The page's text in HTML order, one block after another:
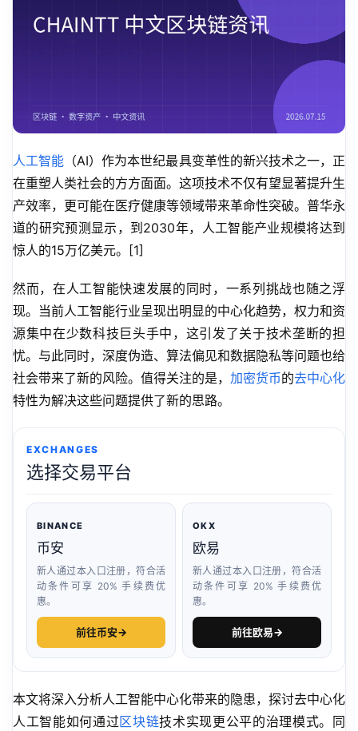
人工智能 （AI）作为本世纪最具变革性的新兴技术之一，正
在重塑人类社会的方方面面。这项技术不仅有望显著提升生
产效率，更可能在医疗健康等领域带来革命性突破。普华永
道的研究预测显示，到2030年，人工智能产业规模将达到
惊人的15万亿美元。[1]
然而，在人工智能快速发展的同时，一系列挑战也随之浮
现。当前人工智能行业呈现出明显的中心化趋势，权力和资
源集中在少数科技巨头手中，这引发了关于技术垄断的担
忧。与此同时，深度伪造、算法偏见和数据隐私等问题也给
社会带来了新的风险。值得关注的是， 加密货币的去中心化
特性为解决这些问题提供了新的思路。
EXCHANGES
选择交易平台
BINANCE
币安
新人通过本入口注册，符合活
动条件可享 20% 手续费优
惠。
前往币安→
OKX
欧易
新人通过本入口注册，符合活
动条件可享 20% 手续费优
惠。
前往欧易→
本文将深入分析人工智能中心化带来的隐患，探讨去中心化
人工智能如何通过区块链技术实现更公平的治理模式。同